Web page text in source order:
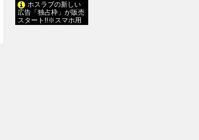
ホスラブの新しい
広告「独占枠」が販売
スタート!!※スマホ用